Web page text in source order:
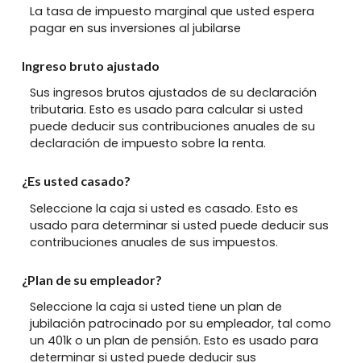
La tasa de impuesto marginal que usted espera
pagar en sus inversiones al jubilarse
Ingreso bruto ajustado
Sus ingresos brutos ajustados de su declaración
tributaria. Esto es usado para calcular si usted
puede deducir sus contribuciones anuales de su
declaración de impuesto sobre la renta.
¿Es usted casado?
Seleccione la caja si usted es casado. Esto es
usado para determinar si usted puede deducir sus
contribuciones anuales de sus impuestos.
¿Plan de su empleador?
Seleccione la caja si usted tiene un plan de
jubilación patrocinado por su empleador, tal como
un 401k o un plan de pensión. Esto es usado para
determinar si usted puede deducir sus